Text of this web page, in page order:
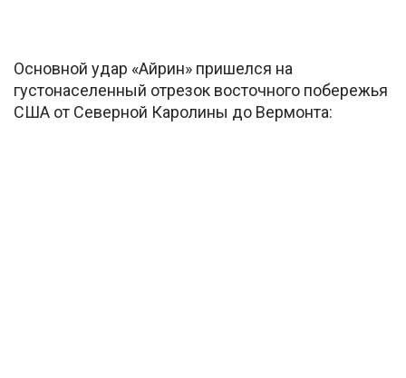
Основной удар «Айрин» пришелся на
густонаселенный отрезок восточного побережья
США от Северной Каролины до Вермонта: